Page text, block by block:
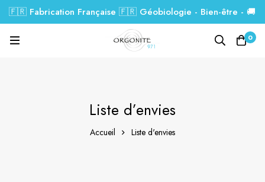
🇫🇷 Fabrication Française 🇫🇷 Géobiologie - Bien-être - 🚚
Livraison GRATUITE dés 99€.
0
Liste d’envies
Accueil Liste d'envies